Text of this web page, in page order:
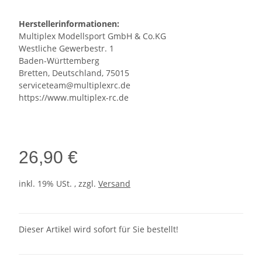
Herstellerinformationen:
Multiplex Modellsport GmbH & Co.KG
Westliche Gewerbestr. 1
Baden-Württemberg
Bretten, Deutschland, 75015
serviceteam@multiplexrc.de
https://www.multiplex-rc.de
26,90 €
inkl. 19% USt. , zzgl. Versand
Dieser Artikel wird sofort für Sie bestellt!